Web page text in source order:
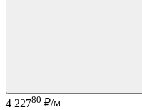
4 22780 ₽/м